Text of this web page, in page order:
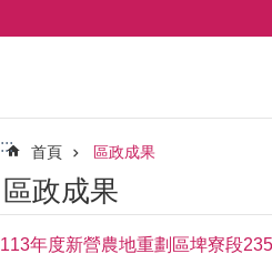
::: 首頁 區政成果
區政成果
113年度新營農地重劃區埤寮段